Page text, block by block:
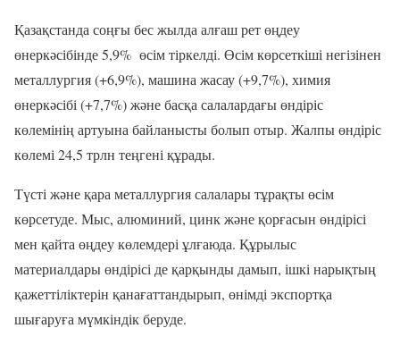
Қазақстанда соңғы бес жылда алғаш рет өңдеу
өнеркәсібінде 5,9% өсім тіркелді. Өсім көрсеткіші негізінен
металлургия (+6,9%), машина жасау (+9,7%), химия
өнеркәсібі (+7,7%) және басқа салалардағы өндіріс
көлемінің артуына байланысты болып отыр. Жалпы өндіріс
көлемі 24,5 трлн теңгені құрады.
Түсті және қара металлургия салалары тұрақты өсім
көрсетуде. Мыс, алюминий, цинк және қорғасын өндірісі
мен қайта өңдеу көлемдері ұлғаюда. Құрылыс
материалдары өндірісі де қарқынды дамып, ішкі нарықтың
қажеттіліктерін қанағаттандырып, өнімді экспортқа
шығаруға мүмкіндік беруде.